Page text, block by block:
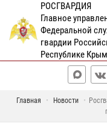
РОСГВАРДИЯ
Главное
Федеральной
гвардии
Республике
Главная Новости